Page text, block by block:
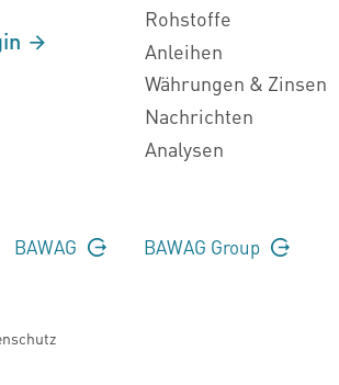
Rohstoffe
Anleihen
Währungen & Zinsen
Nachrichten
Analysen
BAWAG BAWAG Group